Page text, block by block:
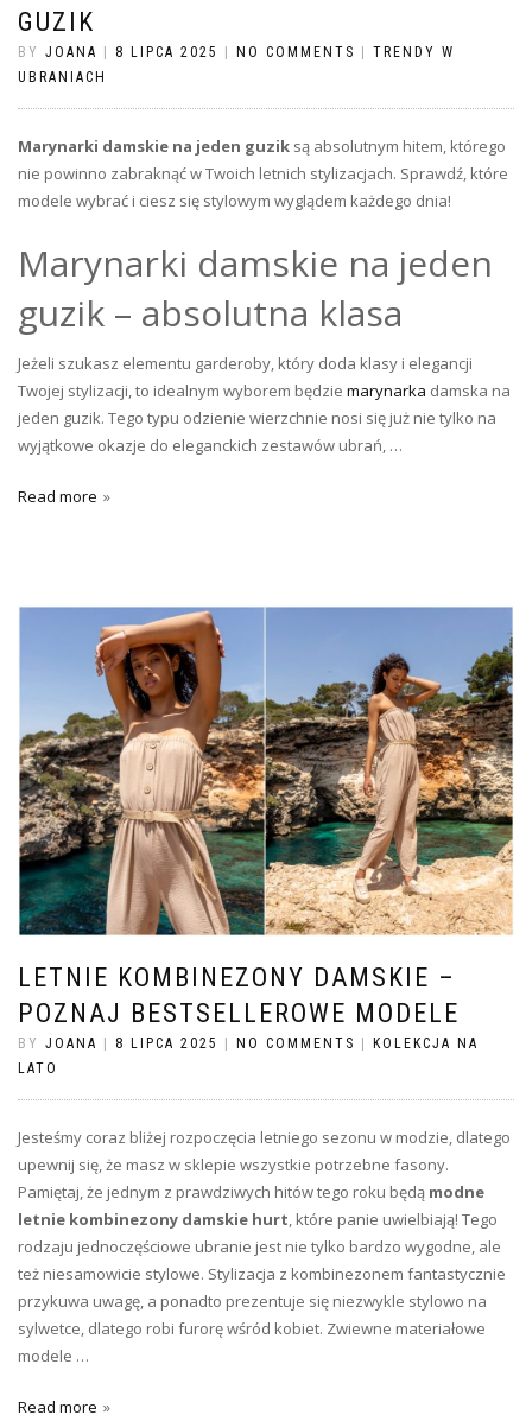
GUZIK
BY JOANA 8 LIPCA 2025 NO COMMENTS
TRENDY W
UBRANIACH
Marynarki damskie na jeden guzik są absolutnym hitem, którego
nie powinno zabraknąć w Twoich letnich stylizacjach. Sprawdź, które
modele wybrać i ciesz się stylowym wyglądem każdego dnia!
Marynarki damskie na jeden
guzik – absolutna klasa
Jeżeli szukasz elementu garderoby, który doda klasy i elegancji
Twojej stylizacji, to idealnym wyborem będzie marynarka damska na
jeden guzik. Tego typu odzienie wierzchnie nosi się już nie tylko na
wyjątkowe okazje do eleganckich zestawów ubrań, …
Read more
LETNIE KOMBINEZONY DAMSKIE –
POZNAJ BESTSELLEROWE MODELE
BY JOANA | 8 LIPCA 2025 | NO COMMENTS | KOLEKCJA NA
LATO
Jesteśmy coraz bliżej rozpoczęcia letniego sezonu w modzie, dlatego
upewnij się, że masz w sklepie wszystkie potrzebne fasony.
Pamiętaj, że jednym z prawdziwych hitów tego roku będą modne
letnie kombinezony damskie hurt, które panie uwielbiają! Tego
rodzaju jednoczęściowe ubranie jest nie tylko bardzo wygodne, ale
też niesamowicie stylowe. Stylizacja z kombinezonem fantastycznie
przykuwa uwagę, a ponadto prezentuje się niezwykle stylowo na
sylwetce, dlatego robi furorę wśród kobiet. Zwiewne materiałowe
modele …
Read more